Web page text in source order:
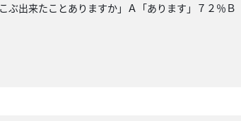
ぶ出来たことありますか」Ａ「あります」７２％